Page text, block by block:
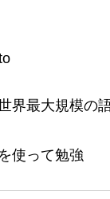
界最大規模の
使って勉強